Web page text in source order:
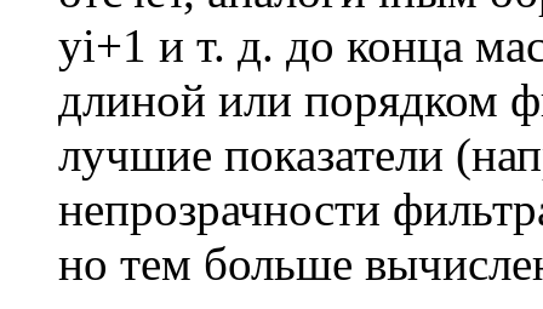
уi+1 и т. д. до конца
длиной или порядком
лучшие показатели
непрозрачности
но тем больше